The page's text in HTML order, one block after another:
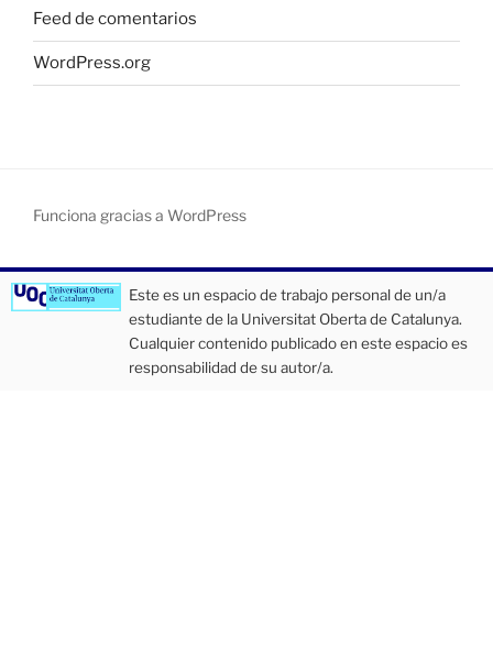
Feed de comentarios
WordPress.org
Funciona gracias a WordPress
Este es un espacio de trabajo personal de un/a
estudiante de la Universitat Oberta de Catalunya.
Cualquier contenido publicado en este espacio es
responsabilidad de su autor/a.